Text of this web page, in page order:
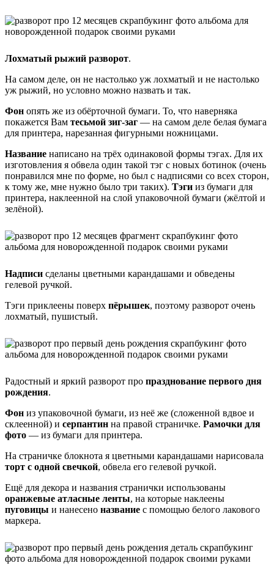
Лохматый рыжий разворот.
На самом деле, он не настолько уж лохматый и не настолько
уж рыжий, но условно можно назвать и так.
Фон опять же из обёрточной бумаги. То, что наверняка
покажется Вам тесьмой зиг-заг — на самом деле белая бумага
для принтера, нарезанная фигурными ножницами.
Название написано на трёх одинаковой формы тэгах. Для их
изготовления я обвела один такой тэг с новых ботинок (очень
понравился мне по форме, но был с надписями со всех сторон,
к тому же, мне нужно было три таких). Тэги из бумаги для
принтера, наклеенной на слой упаковочной бумаги (жёлтой и
зелёной).
Надписи сделаны цветными карандашами и обведены
гелевой ручкой.
Тэги приклеены поверх пёрышек, поэтому разворот очень
лохматый, пушистый.
Радостный и яркий разворот про празднование первого дня
рождения.
Фон из упаковочной бумаги, из неё же (сложенной вдвое и
склеенной) и серпантин на правой страничке. Рамочки для
фото — из бумаги для принтера.
На страничке блокнота я цветными карандашами нарисовала
торт с одной свечкой, обвела его гелевой ручкой.
Ещё для декора и названия странички использованы
оранжевые атласные ленты, на которые наклеены
пуговицы и нанесено название с помощью белого лакового
маркера.